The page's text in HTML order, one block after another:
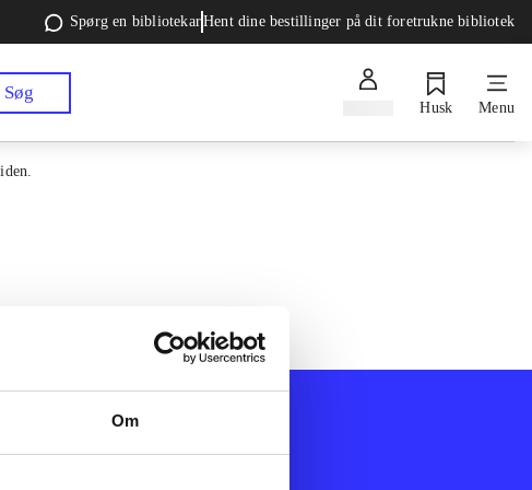
Om
Spørg en bibliotekarHent dine bestillinger på dit foretrukne bibliotek
Søg
Husk Menu
Afdelinger